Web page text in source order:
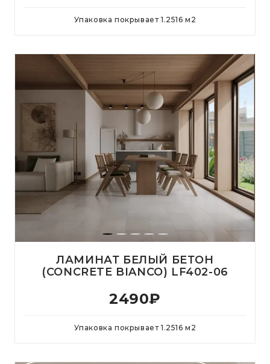
Упаковка покрывает 1.2516 м 2
ЛАМИНАТ БЕЛЫЙ БЕТОН
(CONCRETE BIANCO) LF402-06
2490₽
Упаковка покрывает 1.2516 м 2